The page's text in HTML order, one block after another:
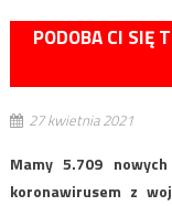
PODOBA CI SIĘ
27 kwietnia 2021
Mamy 5.709
koronawirusem z